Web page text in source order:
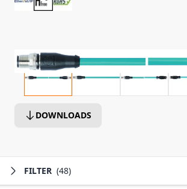
DOWNLOADS
FILTER (48)